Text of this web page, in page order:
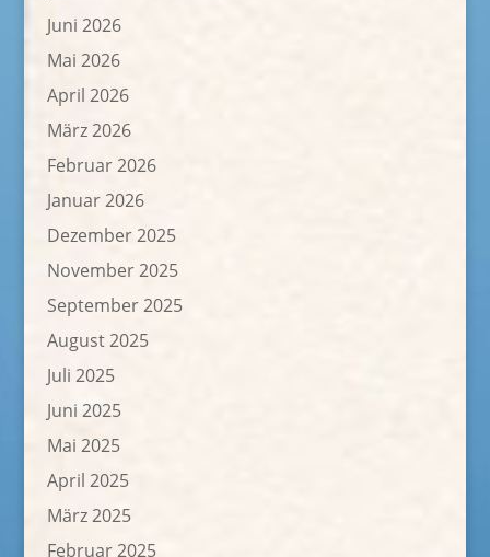
Juni 2026
Mai 2026
April 2026
März 2026
Februar 2026
Januar 2026
Dezember 2025
November 2025
September 2025
August 2025
Juli 2025
Juni 2025
Mai 2025
April 2025
März 2025
Februar 2025